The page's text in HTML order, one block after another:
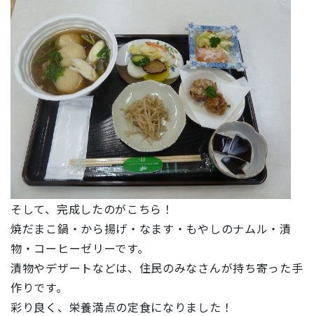
そして、完成したのがこちら！
焼だまこ鍋・から揚げ・なます・もやしのナムル・漬
物・コーヒーゼリーです。
漬物やデザートなどは、住民のみなさんが持ち寄った手
作りです。
彩り良く、栄養満点の定食になりました！